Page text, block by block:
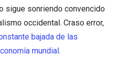
sigue sonriendo convencido
occidental. Craso error,
bajada de las
mundial.